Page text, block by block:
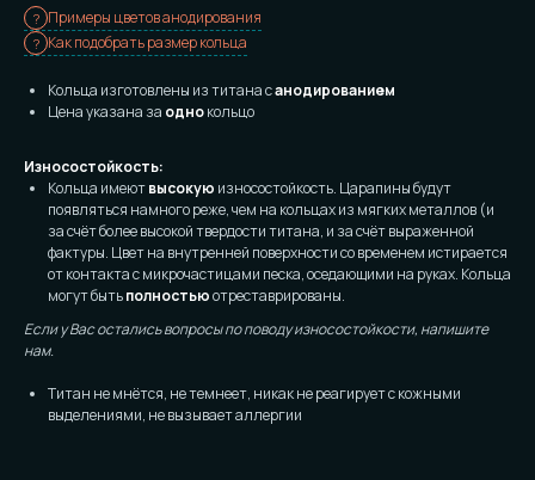
Примеры цветов анодирования
Как подобрать размер кольца
Кольца изготовлены из титана санодированием
Цена указана за однокольцо
Износостойкость:
Кольца имеютвысокую износостойкость. Царапины будут
появляться намного реже, чем на кольцах из мягких металлов (и
за счёт более высокой твердости титана, и за счёт выраженной
фактуры. Цвет на внутренней поверхности со временем истирается
от контакта с микрочастицами песка, оседающими на руках. Кольца
могут бытьполностьюотреставрированы.
Если у Вас остались вопросы по поводу износостойкости, напишите
нам.
Титан не мнётся, не темнеет, никак не реагирует с кожными
выделениями, не вызывает аллергии